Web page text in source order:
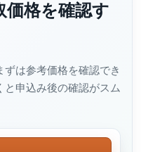
格を確認す
は参考価格を確認でき
と申込み後の確認がスム